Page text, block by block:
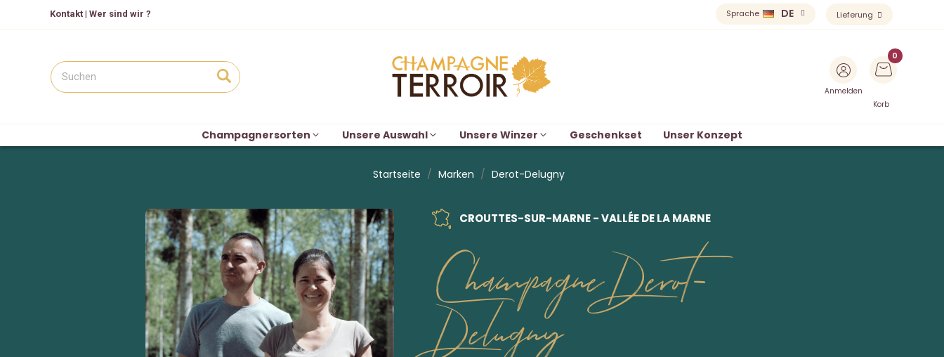
Kontakt | Wer sind wir ? Sprache DE Lieferung
Anmelden
Korb
Champagnersorten Unsere Auswahl Unsere Winzer Geschenkset Unser Konzept
Startseite Marken Derot-Delugny
CROUTTES-SUR-MARNE - VALLÉE DE LA MARNE
Champagne Derot-
Delugny